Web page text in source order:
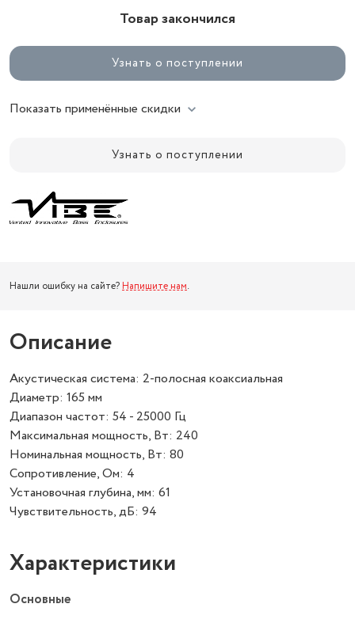
Товар закончился
Узнать о поступлении
Показать применённые скидки
Узнать о поступлении
Нашли ошибку на сайте? Напишите нам.
Описание
Акустическая система: 2-полосная коаксиальная
Диаметр: 165 мм
Диапазон частот: 54 - 25000 Гц
Максимальная мощность, Вт: 240
Номинальная мощность, Вт: 80
Сопротивление, Ом: 4
Установочная глубина, мм: 61
Чувствительность, дБ: 94
Характеристики
Основные